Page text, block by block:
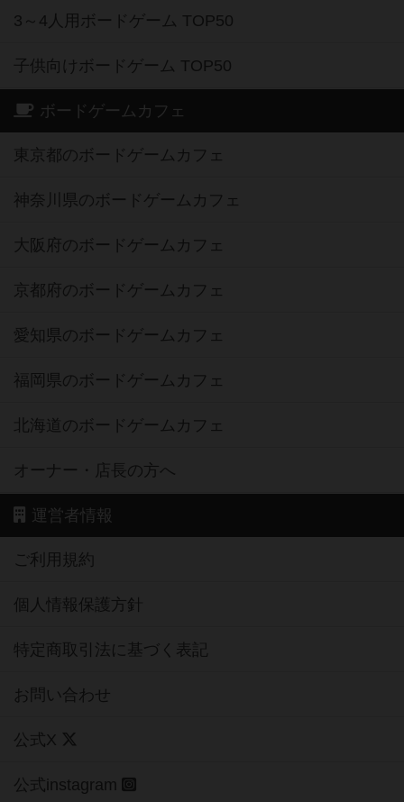
3～4人用ボードゲーム TOP50
子供向けボードゲーム TOP50
ボードゲームカフェ
東京都のボードゲームカフェ
神奈川県のボードゲームカフェ
大阪府のボードゲームカフェ
京都府のボードゲームカフェ
愛知県のボードゲームカフェ
福岡県のボードゲームカフェ
北海道のボードゲームカフェ
オーナー・店長の方へ
運営者情報
ご利用規約
個人情報保護方針
特定商取引法に基づく表記
お問い合わせ
公式X
公式instagram